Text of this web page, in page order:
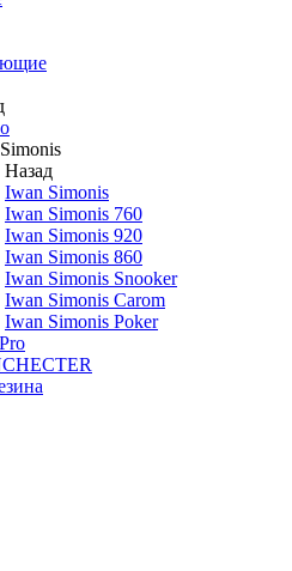
Назад
Iwan Simonis
Iwan Simonis 760
Iwan Simonis 920
Iwan Simonis 860
Iwan Simonis Snooker
Iwan Simonis Carom
Iwan Simonis Poker